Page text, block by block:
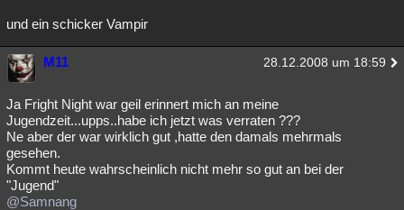
und ein schicker Vampir
M11 28.12.2008 um 18:59
Ja Fright Night war geil erinnert mich an meine
Jugendzeit...upps..habe ich jetzt was verraten ???
Ne aber der war wirklich gut ,hatte den damals mehrmals
gesehen.
Kommt heute wahrscheinlich nicht mehr so gut an bei der
"Jugend"
@Samnang